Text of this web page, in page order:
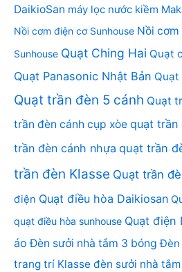
DaikioSan máy lọc nước kiềm
Nồi cơm điện cơ Sunhouse Nồi
Sunhouse Quạt Ching Hai Quạt
Quạt Panasonic Nhật Bản Quạt
Quạt trần đèn 5 cánh Quạt
trần đèn cánh cụp xòe quạt trần
trần đèn cánh nhựa quạt trần
trần đèn Klasse Quạt trần
điện Quạt điều hòa Daikiosan
quạt điều hòa sunhouse Quạt điện
áo Đèn sưởi nhà tắm 3 bóng Đèn
trang trí Klasse đèn sưởi nhà tắm